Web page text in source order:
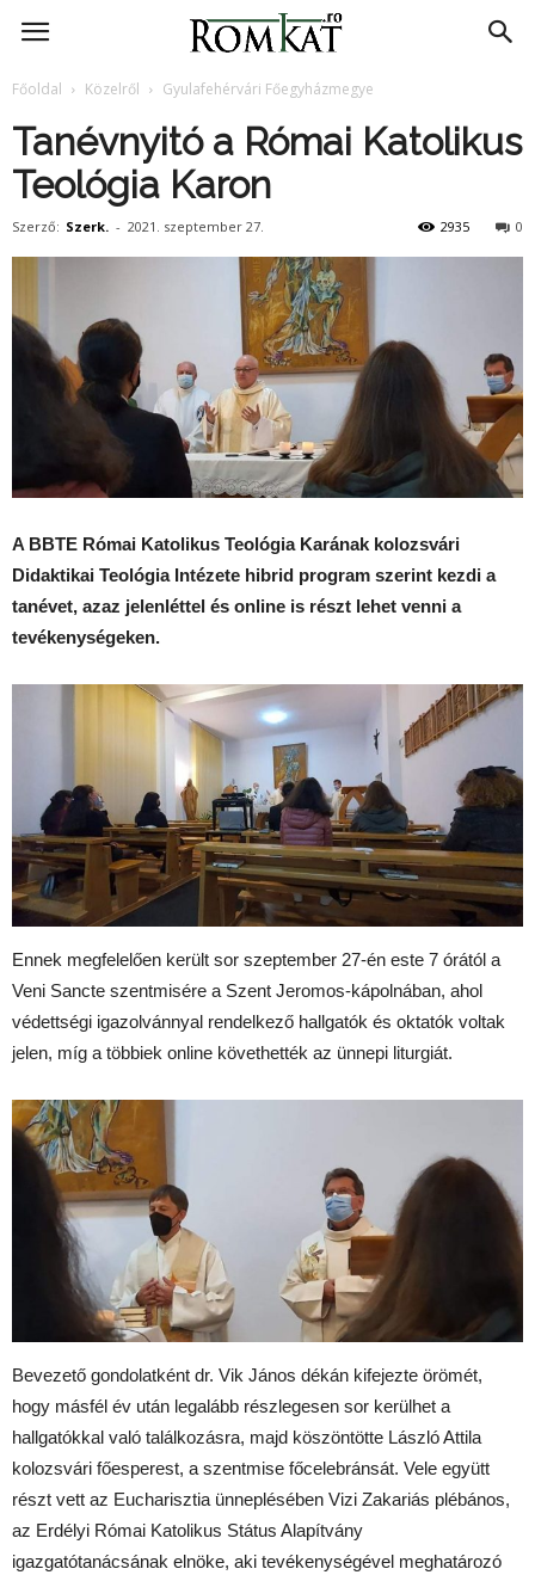
RomKat.ro
Főoldal Közelről Gyulafehérvári Főegyházmegye
Tanévnyitó a Római Katolikus
Teológia Karon
Szerző: Szerk. - 2021. szeptember 27. 0
2935
A BBTE Római Katolikus Teológia Karának kolozsvári
Didaktikai Teológia Intézete hibrid program szerint kezdi a
tanévet, azaz jelenléttel és online is részt lehet venni a
tevékenységeken.
Ennek megfelelően került sor szeptember 27-én este 7 órától a
Veni Sancte szentmisére a Szent Jeromos-kápolnában, ahol
védettségi igazolvánnyal rendelkező hallgatók és oktatók voltak
jelen, míg a többiek online követhették az ünnepi liturgiát.
Bevezető gondolatként dr. Vik János dékán kifejezte örömét,
hogy másfél év után legalább részlegesen sor kerülhet a
hallgatókkal való találkozásra, majd köszöntötte László Attila
kolozsvári főesperest, a szentmise főcelebránsát. Vele együtt
részt vett az Eucharisztia ünneplésében Vizi Zakariás plébános,
az Erdélyi Római Katolikus Státus Alapítvány
igazgatótanácsának elnöke, aki tevékenységével meghatározó